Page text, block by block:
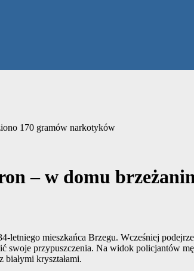
170 gramów narkotyków
– w domu
mieszkańca Brzegu. Wcześniej
przypuszczenia. Na widok policjantów
kryształami.